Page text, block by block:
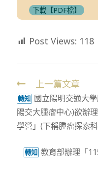
下載【PDF檔】
Post Views: 118
Read
more
articles
上一篇文章
轉知 國立陽明交通大
陽交大腫瘤中心)欲辦
學營」(下稱腫瘤探索
轉知 教育部辦理「